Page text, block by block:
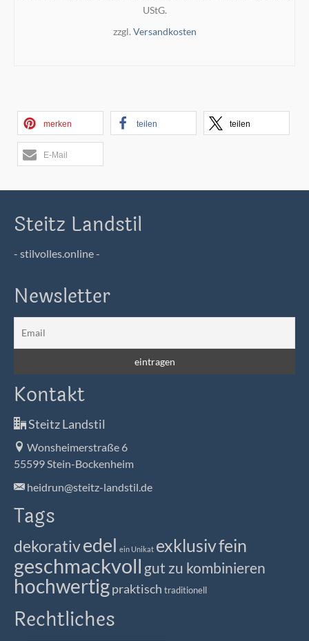
UStG.
zzgl. Versandkosten
merken teilen teilen
E-Mail
Steitz Landstil
- stilvolles.online -
Newsletter
Kontakt
Steitz Landstil
Wonsheimerstraße 6
55599 Stein-Bockenheim
heidrun@steitz-landstil.de
Tags
dekorativedel ein Unikat exklusivfein
geschmackvoll gut zu kombinieren
hochwertigpraktisch traditionell
Rechtliches